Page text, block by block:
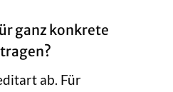
ganz konkrete
ab. Für